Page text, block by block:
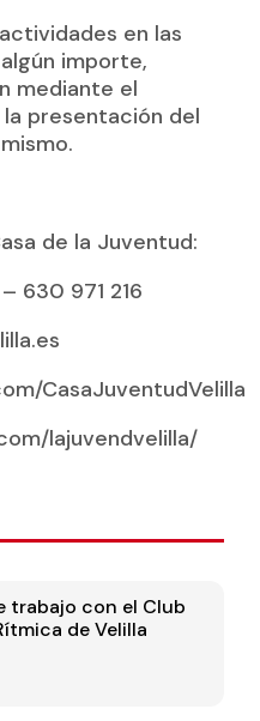
en las
importe,
mediante el
presentación del
de la Juventud:
630 971 216
CasaJuventudVelilla
lajuvendvelilla/
trabajo con el Club
de Velilla